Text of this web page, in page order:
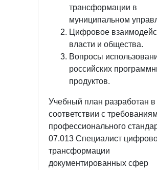
трансформации в
муниципальном
Цифровое
власти и общества.
Вопросы
российских
продуктов.
Учебный план разработан в
соответствии с
профессионального
07.013 Специалист
трансформации
документированных сфер